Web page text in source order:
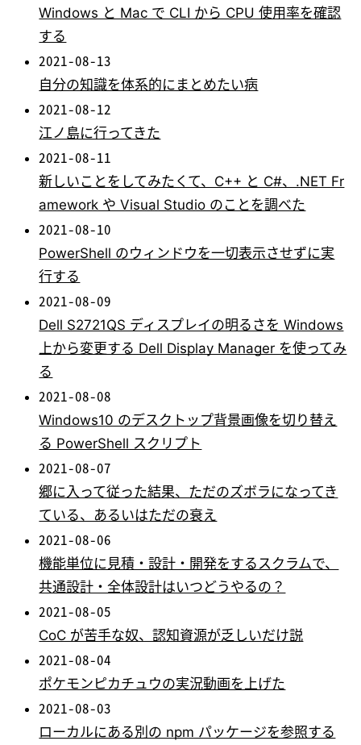
Windows と Mac で CLI から CPU 使用率を確認
する
2021-08-13
自分の知識を体系的にまとめたい病
2021-08-12
江ノ島に行ってきた
2021-08-11
新しいことをしてみたくて、C++ と C#、.NET Fr
amework や Visual Studio のことを調べた
2021-08-10
PowerShell のウィンドウを一切表示させずに実
行する
2021-08-09
Dell S2721QS ディスプレイの明るさを Windows
上から変更する Dell Display Manager を使ってみ
る
2021-08-08
Windows10 のデスクトップ背景画像を切り替え
る PowerShell スクリプト
2021-08-07
郷に入って従った結果、ただのズボラになってき
ている、あるいはただの衰え
2021-08-06
機能単位に見積・設計・開発をするスクラムで、
共通設計・全体設計はいつどうやるの？
2021-08-05
CoC が苦手な奴、認知資源が乏しいだけ説
2021-08-04
ポケモンピカチュウの実況動画を上げた
2021-08-03
ローカルにある別の npm パッケージを参照する